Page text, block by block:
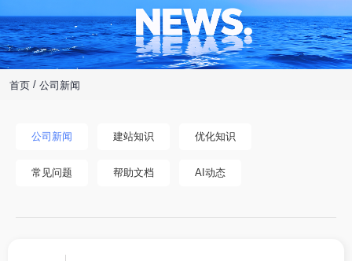
首页 / 公司新闻
公司新闻 建站知识 优化知识
常见问题 帮助文档 AI动态